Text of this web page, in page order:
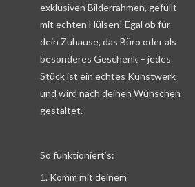
exklusiven Bilderrahmen, gefüllt
mit echten Hülsen! Egal ob für
dein Zuhause, das Büro oder als
besonderes Geschenk – jedes
Stück ist ein echtes Kunstwerk
und wird nach deinen Wünschen
gestaltet.
So funktioniert’s:
1. Komm mit deinem